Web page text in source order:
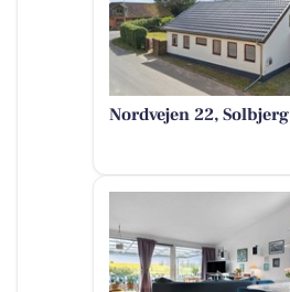
Nordvejen 22, Solbjerg